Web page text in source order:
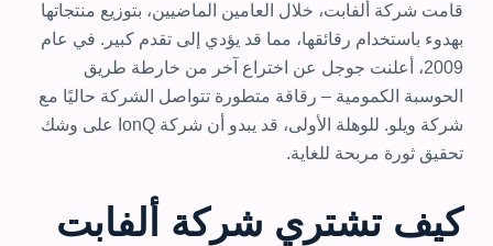
قامت شركة ألفابت، خلال العامين الماضيين، بتوزيع منتجاتها
بهدوء باستخدام رقائقها، مما قد يؤدي إلى تقدم كبير. في عام
2009، أعلنت جوجل عن اختراع آخر من خارطة طريق
الحوسبة الكمومية – رقاقة متطورة تتواصل الشركة حاليًا مع
شركة ويلو. للوهلة الأولى، قد يبدو أن شركة IonQ على وشك
تحقيق ثورة مربحة للغاية.
كيف تشتري شركة ألفابت